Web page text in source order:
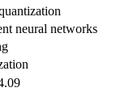
neural networks